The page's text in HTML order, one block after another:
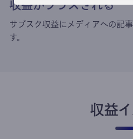
収益がプラスされる
サブスク収益にメディアへの記
す。
収益